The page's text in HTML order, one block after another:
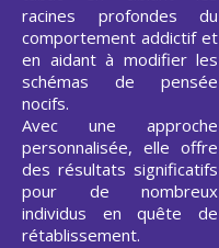
racines profondes du
comportement addictif et
en aidant à modifier les
schémas de pensée
nocifs.
Avec une approche
personnalisée, elle offre
des résultats significatifs
pour de nombreux
individus en quête de
rétablissement.